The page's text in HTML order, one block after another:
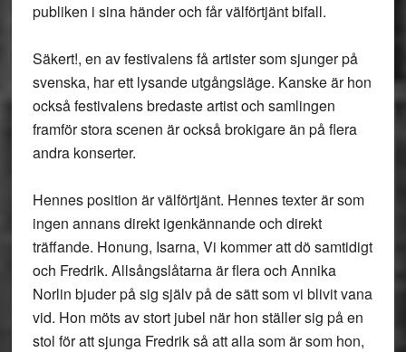
publiken i sina händer och får välförtjänt bifall.
Säkert!, en av festivalens få artister som sjunger på
svenska, har ett lysande utgångsläge. Kanske är hon
också festivalens bredaste artist och samlingen
framför stora scenen är också brokigare än på flera
andra konserter.
Hennes position är välförtjänt. Hennes texter är som
ingen annans direkt igenkännande och direkt
träffande. Honung, Isarna, Vi kommer att dö samtidigt
och Fredrik. Allsångslåtarna är flera och Annika
Norlin bjuder på sig själv på de sätt som vi blivit vana
vid. Hon möts av stort jubel när hon ställer sig på en
stol för att sjunga Fredrik så att alla som är som hon,